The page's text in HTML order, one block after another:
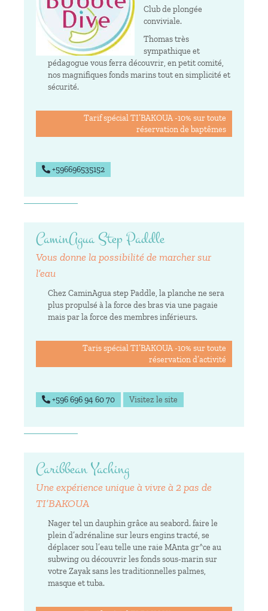
Club de plongée
conviviale.
Thomas très
sympathique et
pédagogue vous ferra découvrir, en petit comité,
nos magnifiques fonds marins tout en simplicité et
sécurité.
Tarif spécial TI’BAKOUA -10% sur toute
réservation de baptêmes
+596696535152
CaminAgua Step Paddle
Vous donne la possibilité de marcher sur
l’eau
Chez CaminAgua step Paddle, la planche ne sera
plus propulsé à la force des bras via une pagaie
mais par la force des membres inférieurs.
Taris spécial TI’BAKOUA -10% sur toute
réservation d’activité
+596 696 94 60 70 Visitez le site
Caribbean Yaching
Une expérience unique à vivre à 2 pas de
TI’BAKOUA
Nager tel un dauphin grâce au seabord. faire le
plein d’adrénaline sur leurs engins tracté, se
déplacer sou l’eau telle une raie MAnta gr^ce au
subwing ou découvrir les fonds sous-marin sur
votre Zayak sans les traditionnelles palmes,
masque et tuba.